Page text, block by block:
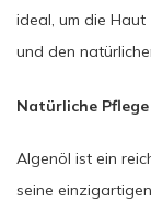
ideal, um die Haut
und den
Natürliche
Algenöl ist ein
seine